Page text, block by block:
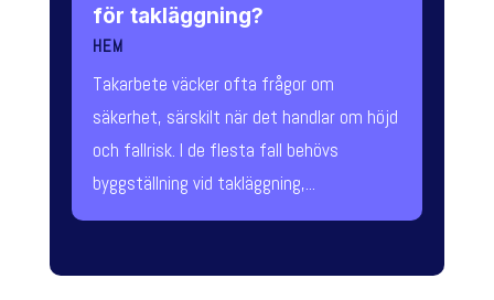
för takläggning?
HEM
Takarbete väcker ofta frågor om
säkerhet, särskilt när det handlar om höjd
och fallrisk. I de flesta fall behövs
byggställning vid takläggning,...